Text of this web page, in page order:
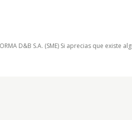
D&B S.A. (SME) Si aprecias que